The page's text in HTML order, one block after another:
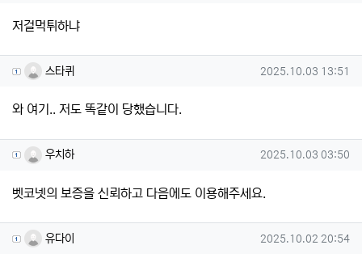
저걸먹튀하냐
스타퀴님의 댓글
스타퀴 작성일
2025.10.03 13:51
와 여기.. 저도 똑같이 당했습니다.
우치하님의 댓글
우치하 작성일
2025.10.03 03:50
벳코넷의 보증을 신뢰하고 다음에도 이용해주세요.
유다이님의 댓글
유다이 작성일
2025.10.02 20:54